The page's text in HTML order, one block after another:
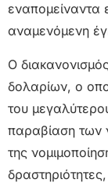
εναπομείναντα
αναμενόμενη
Ο
δολαρίων, ο
του
παραβίαση των
της